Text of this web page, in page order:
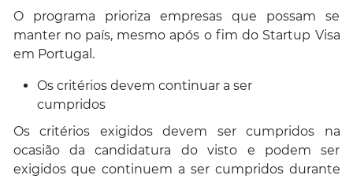
O programa prioriza empresas que possam se
manter no país, mesmo após o fim do Startup Visa
em Portugal.
Os critérios devem continuar a ser
cumpridos
Os critérios exigidos devem ser cumpridos na
ocasião da candidatura do visto e podem ser
exigidos que continuem a ser cumpridos durante